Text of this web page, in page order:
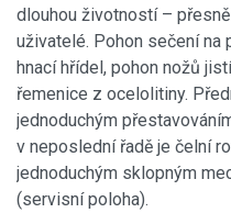
dlouhou životností –
uživatelé. Pohon sečení
hnací hřídel, pohon nožů
řemenice z ocelolitiny.
jednoduchým
v neposlední řadě je čelní
jednoduchým sklopným
(servisní poloha).